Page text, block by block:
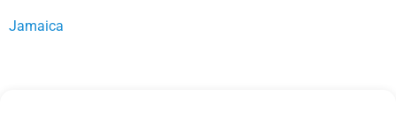
Jamaica